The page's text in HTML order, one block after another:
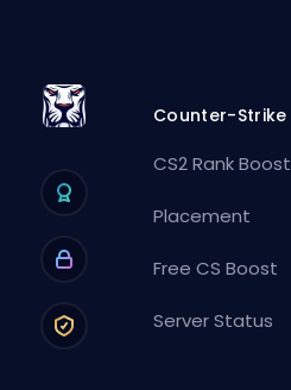
Counter-Strike
CS2 Rank Boost
Placement
Free CS Boost
Server Status